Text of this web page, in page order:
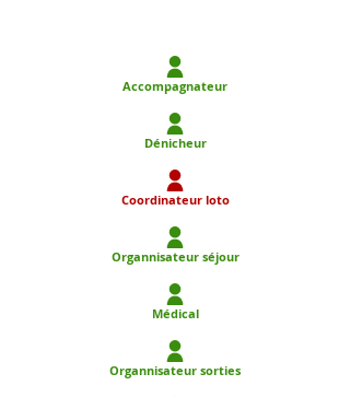
Accompagnateur
Dénicheur
Coordinateur loto
Organnisateur séjour
Médical
Organnisateur sorties